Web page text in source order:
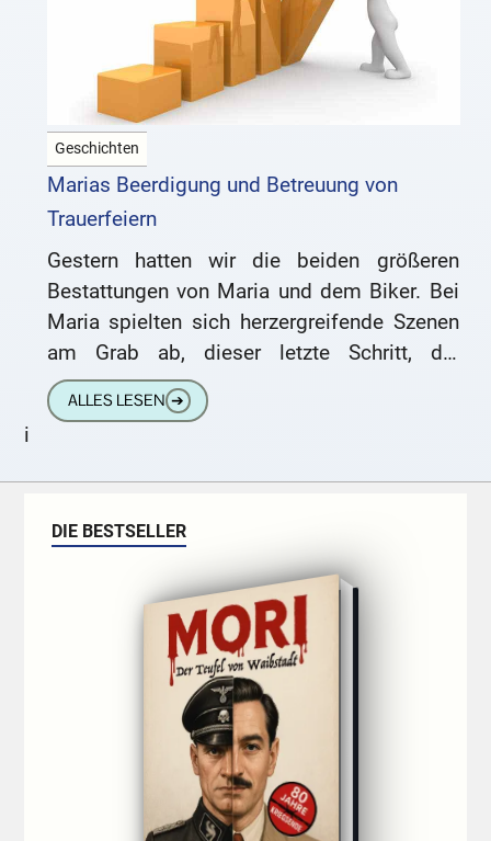
Geschichten
Marias Beerdigung und Betreuung von
Trauerfeiern
Gestern hatten wir die beiden größeren
Bestattungen von Maria und dem Biker. Bei
Maria spielten sich herzergreifende Szenen
am Grab ab, dieser letzte Schritt, die
endgültige Abschiednahme durch das
Absenken
ALLES LESEN ➔
i
DIE BESTSELLER